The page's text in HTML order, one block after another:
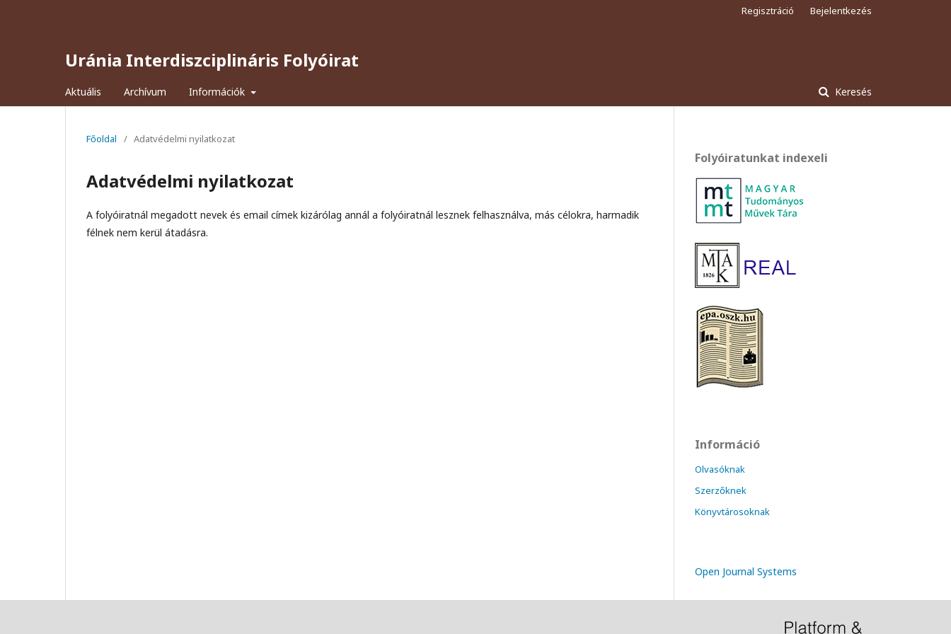
Uránia Interdiszciplináris Folyóirat
Aktuális Archívum Információk Keresés
Regisztráció Bejelentkezés
Főoldal / Adatvédelmi nyilatkozat
Adatvédelmi nyilatkozat
A folyóiratnál megadott nevek és email címek kizárólag annál a folyóiratnál lesznek felhasználva, más célokra, harmadik
félnek nem kerül átadásra.
Folyóiratunkat indexeli
Információ
Olvasóknak
Szerzőknek
Könyvtárosoknak
Open Journal Systems